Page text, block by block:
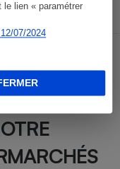
le lien « paramétrer
07/2024
69,79 €